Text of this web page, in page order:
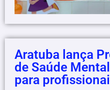
Aratuba lança
de Saúde
para